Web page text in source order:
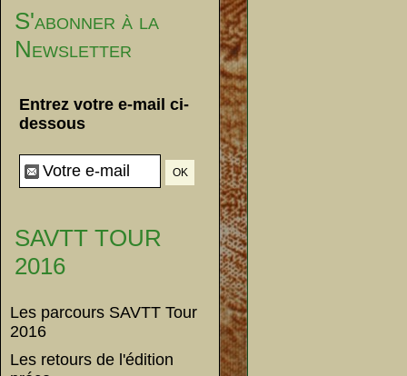
S'abonner à la
Newsletter
Entrez votre e-mail ci-
dessous
SAVTT TOUR
2016
Les parcours SAVTT Tour
2016
Les retours de l'édition